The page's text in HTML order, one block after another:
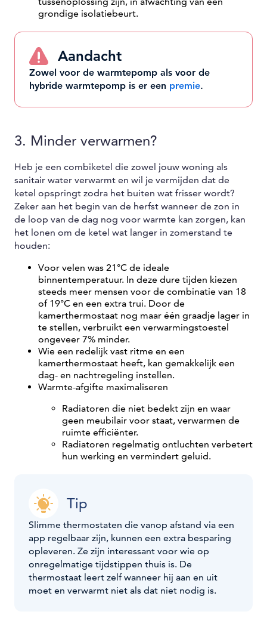
grondige isolatiebeurt.
Aandacht
Zowel voor de warmtepomp als voor de
hybride warmtepomp is er een premie.
3. Minder verwarmen?
Heb je een combiketel die zowel jouw woning als
sanitair water verwarmt en wil je vermijden dat de
ketel opspringt zodra het buiten wat frisser wordt?
Zeker aan het begin van de herfst wanneer de zon in
de loop van de dag nog voor warmte kan zorgen, kan
het lonen om de ketel wat langer in zomerstand te
houden:
Voor velen was 21°C de ideale
binnentemperatuur. In deze dure tijden kiezen
steeds meer mensen voor de combinatie van 18
of 19°C en een extra trui. Door de
kamerthermostaat nog maar één graadje lager in
te stellen, verbruikt een verwarmingstoestel
ongeveer 7% minder.
Wie een redelijk vast ritme en een
kamerthermostaat heeft, kan gemakkelijk een
dag- en nachtregeling instellen.
Warmte-afgifte maximaliseren
Radiatoren die niet bedekt zijn en waar
geen meubilair voor staat, verwarmen de
ruimte efficiënter.
Radiatoren regelmatig ontluchten verbetert
hun werking en vermindert geluid.
Tip
Slimme thermostaten die vanop afstand via een
app regelbaar zijn, kunnen een extra besparing
opleveren. Ze zijn interessant voor wie op
onregelmatige tijdstippen thuis is. De
thermostaat leert zelf wanneer hij aan en uit
moet en verwarmt niet als dat niet nodig is.